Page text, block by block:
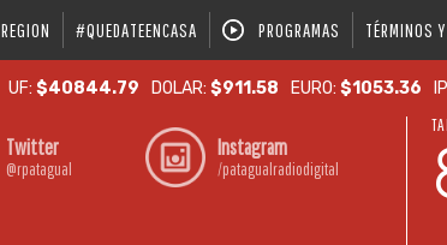
REGION #QUEDATEENCASA PROGRAMAS TÉRMINOS
UF:$40844.79 DOLAR:$911.58 EURO:$1053.36
Twitter
@rpatagual
Instagram
/patagualradiodigital